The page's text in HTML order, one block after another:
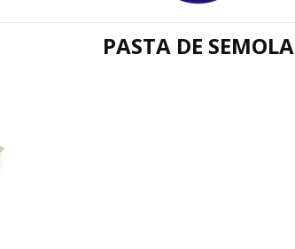
PASTA DE SEMOLA